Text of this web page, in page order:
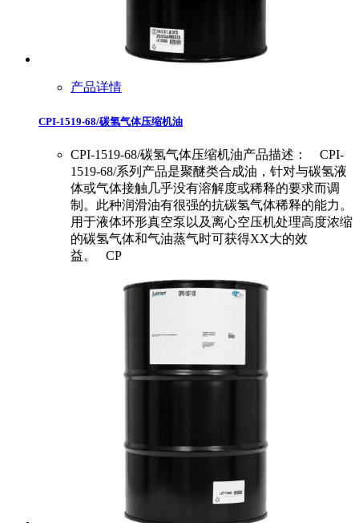
产品详情
CPI-1519-68/碳氢气体压缩机油
CPI-1519-68/碳氢气体压缩机油产品描述： CPI-
1519-68/系列产品是聚醚类合成油，针对与碳氢液
体或气体接触几乎没有溶解度或稀释的要求而调
制。此种润滑油有很强的抗碳氢气体稀释的能力。
用于液体环形真空泵以及离心空压机处理高度浓缩
的碳氢气体和气油蒸气时可获得XX大的效
益。 CP